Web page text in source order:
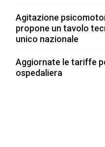
Agitazione
propone un tavolo
unico nazionale
Aggiornate le tariffe
ospedaliera